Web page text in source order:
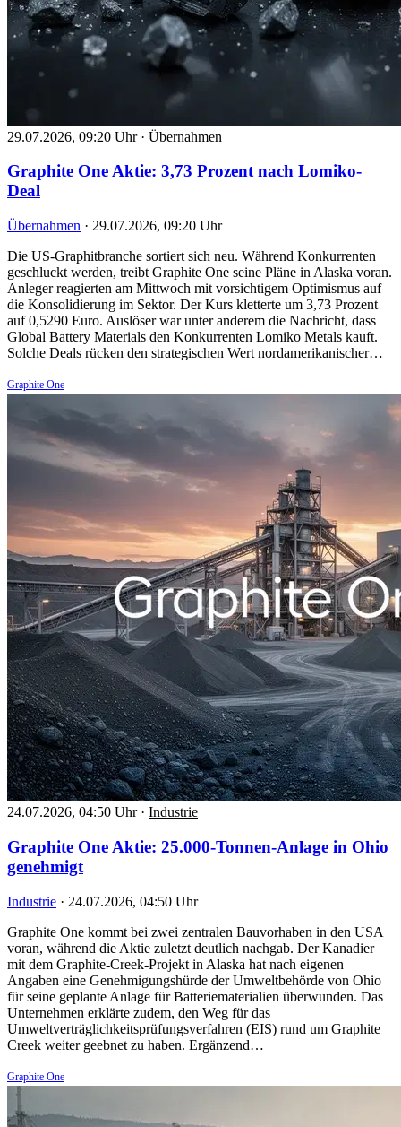
29.07.2026, 09:20 Uhr · Übernahmen
Graphite One Aktie: 3,73 Prozent nach Lomiko-
Deal
Übernahmen · 29.07.2026, 09:20 Uhr
Die US-Graphitbranche sortiert sich neu. Während Konkurrenten
geschluckt werden, treibt Graphite One seine Pläne in Alaska voran.
Anleger reagierten am Mittwoch mit vorsichtigem Optimismus auf
die Konsolidierung im Sektor. Der Kurs kletterte um 3,73 Prozent
auf 0,5290 Euro. Auslöser war unter anderem die Nachricht, dass
Global Battery Materials den Konkurrenten Lomiko Metals kauft.
Solche Deals rücken den strategischen Wert nordamerikanischer…
Graphite One
24.07.2026, 04:50 Uhr · Industrie
Graphite One Aktie: 25.000-Tonnen-Anlage in Ohio
genehmigt
Industrie · 24.07.2026, 04:50 Uhr
Graphite One kommt bei zwei zentralen Bauvorhaben in den USA
voran, während die Aktie zuletzt deutlich nachgab. Der Kanadier
mit dem Graphite-Creek-Projekt in Alaska hat nach eigenen
Angaben eine Genehmigungshürde der Umweltbehörde von Ohio
für seine geplante Anlage für Batteriematerialien überwunden. Das
Unternehmen erklärte zudem, den Weg für das
Umweltverträglichkeitsprüfungsverfahren (EIS) rund um Graphite
Creek weiter geebnet zu haben. Ergänzend…
Graphite One